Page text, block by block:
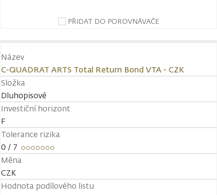
PŘIDAT DO POROVNÁVAČE
Název
C-QUADRAT ARTS Total Return Bond VTA - CZK
Složka
Dluhopisové
Investiční horizont
F
Tolerance rizika
0 / 7
Měna
CZK
Hodnota podílového listu